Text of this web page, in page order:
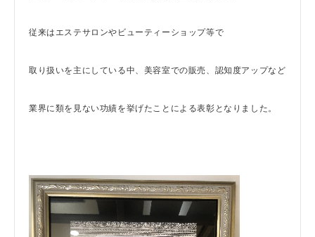
従来はエステサロンやビューティーショップ等で
取り扱いを主にしている中、美容室での販売、認知度アップなど
業界に類を見ない功績を挙げたことによる表彰となりました。